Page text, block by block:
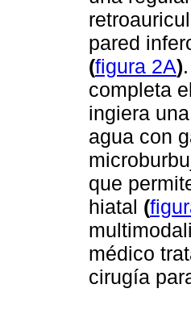
pared
(figura 2A)
completa
ingiera
agua con
que
hiatal (
médico
cirugía